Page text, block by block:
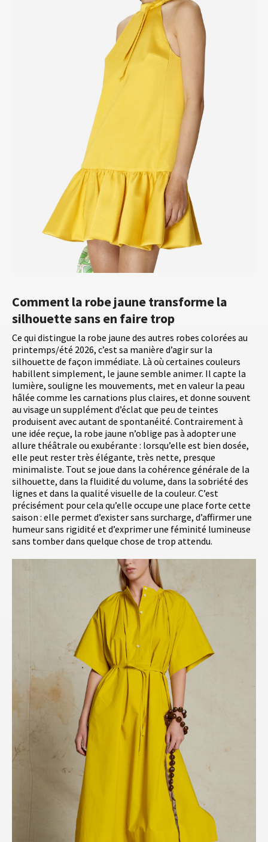
Comment la robe jaune transforme la
silhouette sans en faire trop
Ce qui distingue la robe jaune des autres robes colorées au
printemps/été 2026, c’est sa manière d’agir sur la
silhouette de façon immédiate. Là où certaines couleurs
habillent simplement, le jaune semble animer. Il capte la
lumière, souligne les mouvements, met en valeur la peau
hâlée comme les carnations plus claires, et donne souvent
au visage un supplément d’éclat que peu de teintes
produisent avec autant de spontanéité. Contrairement à
une idée reçue, la robe jaune n’oblige pas à adopter une
allure théâtrale ou exubérante : lorsqu’elle est bien dosée,
elle peut rester très élégante, très nette, presque
minimaliste. Tout se joue dans la cohérence générale de la
silhouette, dans la fluidité du volume, dans la sobriété des
lignes et dans la qualité visuelle de la couleur. C’est
précisément pour cela qu’elle occupe une place forte cette
saison : elle permet d’exister sans surcharge, d’affirmer une
humeur sans rigidité et d’exprimer une féminité lumineuse
sans tomber dans quelque chose de trop attendu.